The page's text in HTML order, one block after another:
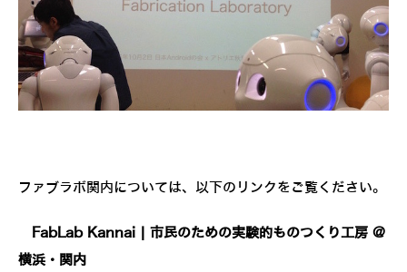
ファブラボ関内については、以下のリンクをご覧ください。
FabLab Kannai | 市民のための実験的ものつくり工房 @
横浜・関内